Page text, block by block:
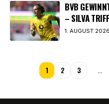
BVB
– SILVA
1. AUGUST 2026
1 2 3 …